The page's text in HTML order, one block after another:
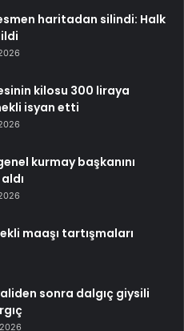
haritadan silindi: Halk
kilosu 300 liraya
isyan etti
kurmay başkanını
maaşı tartışmaları
sonra dalgıç giysili